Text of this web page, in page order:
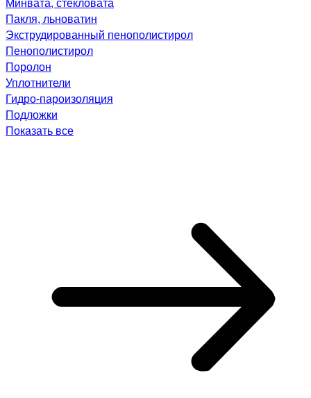
Пакля, льноватин
Экструдированный пенополистирол
Пенополистирол
Поролон
Уплотнители
Гидро-пароизоляция
Подложки
Показать все